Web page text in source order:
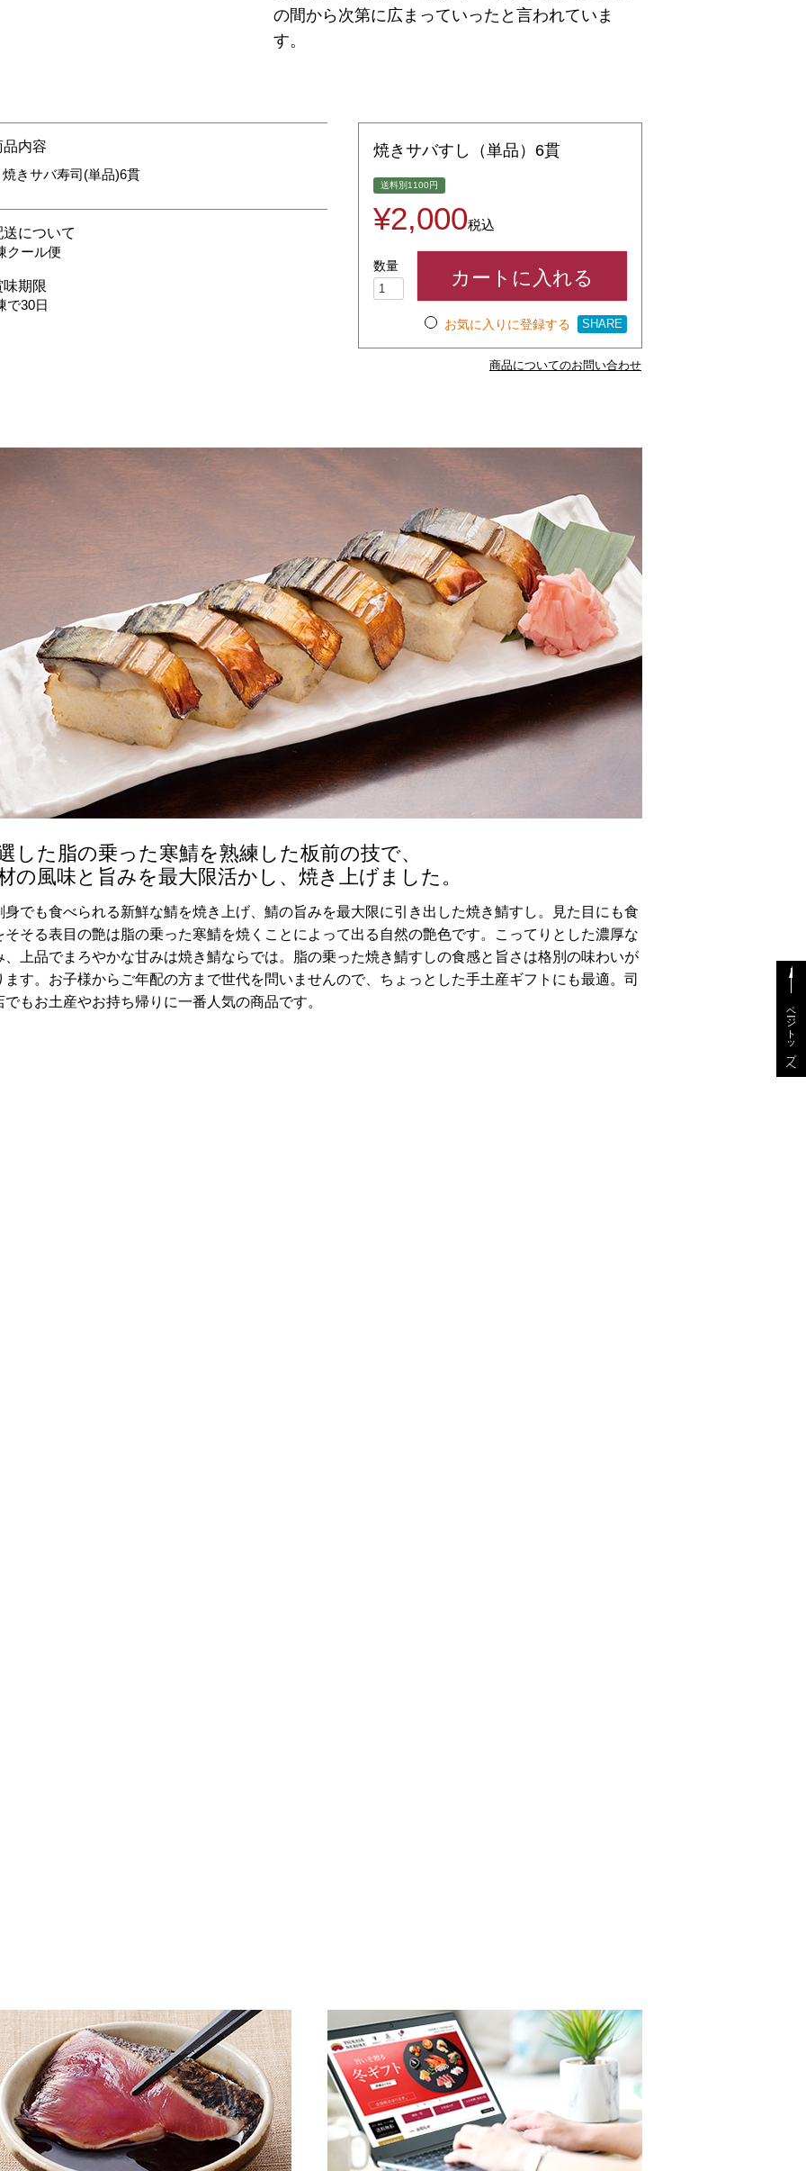
の間から次第に広まっていったと言われていま
す。
内容
焼きサバ寿司(単品)6貫
について
クール便
期限
で30日
焼きサバすし（単品）6貫
送料別1100円
¥2,000税込
カートに入れる
お気に入りに登録する SHARE
商品についてのお問い合わせ
した脂の乗った寒鯖を熟練した板前の技で、
の風味と旨みを最大限活かし、焼き上げました。
身でも食べられる新鮮な鯖を焼き上げ、鯖の旨みを最大限に引き出した焼き鯖すし。見た目にも食
そそる表目の艶は脂の乗った寒鯖を焼くことによって出る自然の艶色です。こってりとした濃厚な
、上品でまろやかな甘みは焼き鯖ならでは。脂の乗った焼き鯖すしの食感と旨さは格別の味わいが
ます。お子様からご年配の方まで世代を問いませんので、ちょっとした手土産ギフトにも最適。司
でもお土産やお持ち帰りに一番人気の商品です。
ページトップへ